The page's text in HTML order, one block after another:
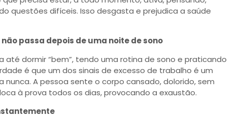
questões difíceis. Isso desgasta e prejudica a saúde
passa depois de uma noite de sono
até dormir “bem”, tendo uma rotina de sono e praticando
é que um dos sinais de excesso de trabalho é um
nunca. A pessoa sente o corpo cansado, dolorido, sem
à prova todos os dias, provocando a exaustão.